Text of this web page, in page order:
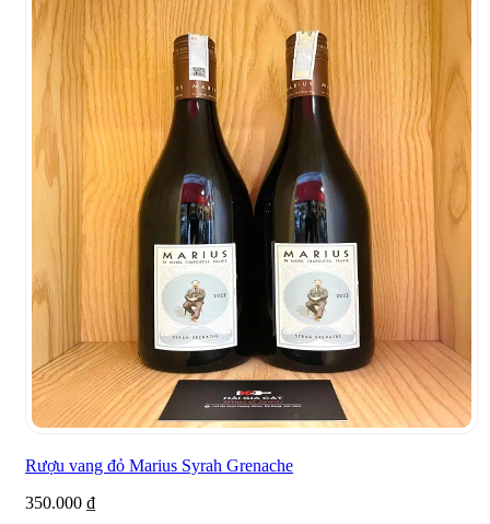
Rượu vang đỏ Marius Syrah Grenache
350.000 ₫